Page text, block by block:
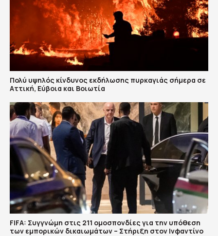
Πολύ υψηλός κίνδυνος εκδήλωσης πυρκαγιάς σήμερα σε
Αττική, Εύβοια και Βοιωτία
FIFA: Συγγνώμη στις 211 ομοσπονδίες για την υπόθεση
των εμπορικών δικαιωμάτων – Στήριξη στον Ινφαντίνο